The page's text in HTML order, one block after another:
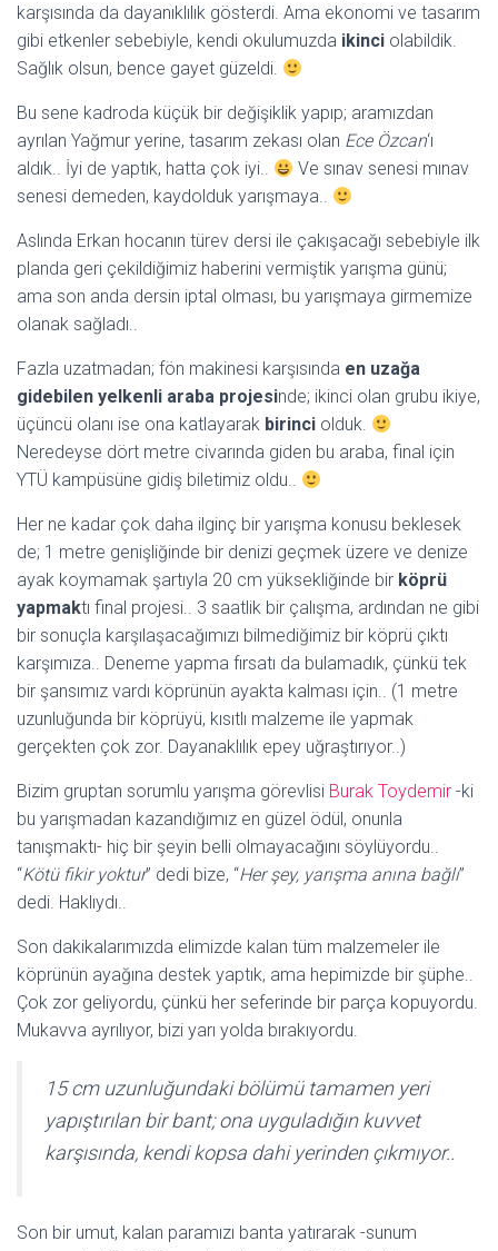
karşısında da dayanıklılık gösterdi. Ama ekonomi ve tasarım
gibi etkenler sebebiyle, kendi okulumuzda ikinci olabildik.
Sağlık olsun, bence gayet güzeldi.
Bu sene kadroda küçük bir değişiklik yapıp; aramızdan
ayrılan Yağmur yerine, tasarım zekası olan Ece Özcan‘ı
aldık.. İyi de yaptık, hatta çok iyi..
Ve sınav senesi mınav
senesi demeden, kaydolduk yarışmaya..
Aslında Erkan hocanın türev dersi ile çakışacağı sebebiyle ilk
planda geri çekildiğimiz haberini vermiştik yarışma günü;
ama son anda dersin iptal olması, bu yarışmaya girmemize
olanak sağladı..
Fazla uzatmadan; fön makinesi karşısında en uzağa
gidebilen yelkenli araba projesinde; ikinci olan grubu ikiye,
üçüncü olanı ise ona katlayarak birinci olduk.
Neredeyse dört metre civarında giden bu araba, final için
YTÜ kampüsüne gidiş biletimiz oldu..
Her ne kadar çok daha ilginç bir yarışma konusu beklesek
de; 1 metre genişliğinde bir denizi geçmek üzere ve denize
ayak koymamak şartıyla 20 cm yüksekliğinde bir köprü
yapmaktı final projesi.. 3 saatlik bir çalışma, ardından ne gibi
bir sonuçla karşılaşacağımızı bilmediğimiz bir köprü çıktı
karşımıza.. Deneme yapma fırsatı da bulamadık, çünkü tek
bir şansımız vardı köprünün ayakta kalması için.. (1 metre
uzunluğunda bir köprüyü, kısıtlı malzeme ile yapmak
gerçekten çok zor. Dayanaklılık epey uğraştırıyor..)
Bizim gruptan sorumlu yarışma görevlisi Burak Toydemir -ki
bu yarışmadan kazandığımız en güzel ödül, onunla
tanışmaktı- hiç bir şeyin belli olmayacağını söylüyordu..
“Kötü fikir yoktur” dedi bize, “Her şey, yarışma anına bağlı”
dedi. Haklıydı..
Son dakikalarımızda elimizde kalan tüm malzemeler ile
köprünün ayağına destek yaptık, ama hepimizde bir şüphe..
Çok zor geliyordu, çünkü her seferinde bir parça kopuyordu.
Mukavva ayrılıyor, bizi yarı yolda bırakıyordu.
15 cm uzunluğundaki bölümü tamamen yeri
yapıştırılan bir bant; ona uyguladığın kuvvet
karşısında, kendi kopsa dahi yerinden çıkmıyor..
Son bir umut, kalan paramızı banta yatırarak -sunum